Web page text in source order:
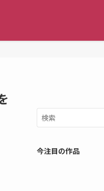
今注目の作品